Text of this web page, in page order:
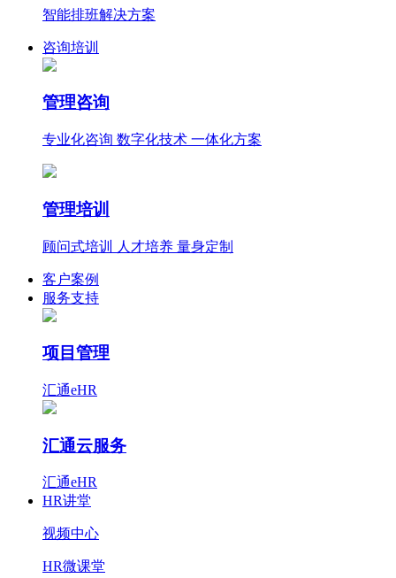
智能排班解决方案
咨询培训
管理咨询
专业化咨询 数字化技术 一体化方案
管理培训
顾问式培训 人才培养 量身定制
客户案例
服务支持
项目管理
汇通eHR
汇通云服务
汇通eHR
HR讲堂
视频中心
HR微课堂